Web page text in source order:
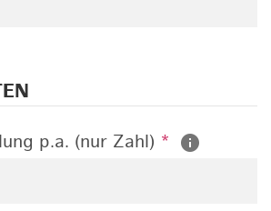
p.a. (nur Zahl) *